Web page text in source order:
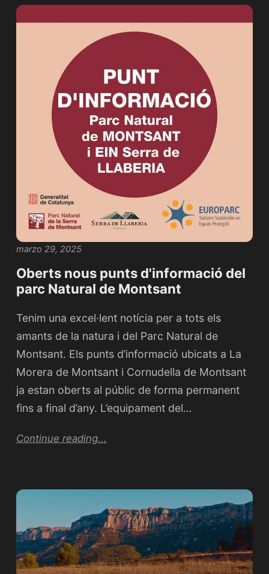
marzo 29, 2025
Oberts nous punts d'informació del
parc Natural de Montsant
Tenim una excel·lent notícia per a tots els
amants de la natura i del Parc Natural de
Montsant. Els punts d’informació ubicats a La
Morera de Montsant i Cornudella de Montsant
ja estan oberts al públic de forma permanent
fins a final d’any. L’equipament del…
Continue reading...